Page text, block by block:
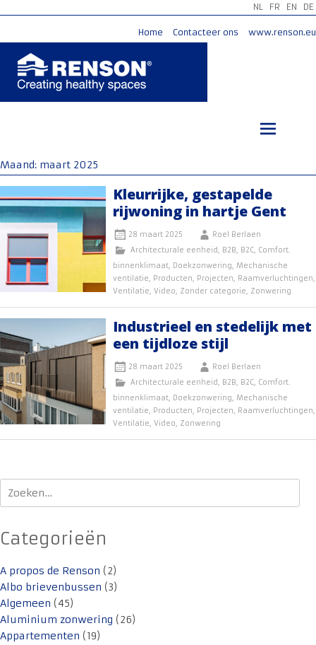
NL FR EN DE
Home Contacteer ons www.renson.eu
Maand: maart 2025
Kleurrijke, gestapelde
rijwoning in hartje Gent
28 maart 2025
Roel Berlaen
Architecturale eenheid, B2B, B2C, Comfort.
binnenklimaat, Doekzonwering, Mechanische
ventilatie, Producten, Projecten, Raamverluchtingen,
Ventilatie, Video, Zonder categorie, Zonwering
Industrieel en stedelijk met
een tijdloze stijl
28 maart 2025
Roel Berlaen
Architecturale eenheid, B2B, B2C, Comfort.
binnenklimaat, Doekzonwering, Mechanische
ventilatie, Producten, Projecten, Raamverluchtingen,
Ventilatie, Video, Zonwering
Zoeken
naar:
Categorieën
A propos de Renson (2)
Albo brievenbussen (3)
Algemeen (45)
Aluminium zonwering (26)
Appartementen (19)